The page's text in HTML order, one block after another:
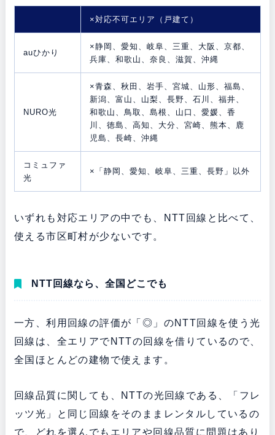
×対応不可エリア（戸建て）
auひかり
×静岡、愛知、岐阜、三重、大阪、京都、
兵庫、和歌山、奈良、滋賀、沖縄
NURO光
×青森、秋田、岩手、宮城、山形、福島、
新潟、富山、山梨、長野、石川、福井、
和歌山、鳥取、島根、山口、愛媛、香
川、徳島、高知、大分、宮崎、熊本、鹿
児島、長崎、沖縄
コミュファ
光
×「静岡、愛知、岐阜、三重、長野」以外
いずれも対応エリアの中でも、NTT回線と比べて、
使える市区町村が少ないです。
NTT回線なら、全国どこでも
一方、利用回線の評価が「◎」のNTT回線を使う光
回線は、全エリアでNTTの回線を借りているので、
全国ほとんどの建物で使えます。
回線品質に関しても、NTTの光回線である、「フレ
ッツ光」と同じ回線をそのままレンタルしているの
で、どれを選んでもエリアや回線品質に問題はあり